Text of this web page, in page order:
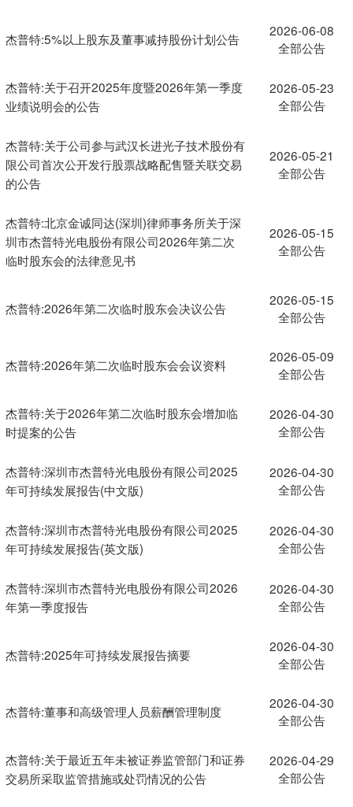
杰普特:5%以上股东及董事减持股份计划公告
2026-06-08
全部公告
杰普特:关于召开2025年度暨2026年第一季度
业绩说明会的公告
2026-05-23
全部公告
杰普特:关于公司参与武汉长进光子技术股份有
限公司首次公开发行股票战略配售暨关联交易
的公告
2026-05-21
全部公告
杰普特:北京金诚同达(深圳)律师事务所关于深
圳市杰普特光电股份有限公司2026年第二次
临时股东会的法律意见书
2026-05-15
全部公告
杰普特:2026年第二次临时股东会决议公告
2026-05-15
全部公告
杰普特:2026年第二次临时股东会会议资料
2026-05-09
全部公告
杰普特:关于2026年第二次临时股东会增加临
时提案的公告
2026-04-30
全部公告
杰普特:深圳市杰普特光电股份有限公司2025
年可持续发展报告(中文版)
2026-04-30
全部公告
杰普特:深圳市杰普特光电股份有限公司2025
年可持续发展报告(英文版)
2026-04-30
全部公告
杰普特:深圳市杰普特光电股份有限公司2026
年第一季度报告
2026-04-30
全部公告
杰普特:2025年可持续发展报告摘要
2026-04-30
全部公告
杰普特:董事和高级管理人员薪酬管理制度
2026-04-30
全部公告
杰普特:关于最近五年未被证券监管部门和证券
交易所采取监管措施或处罚情况的公告
2026-04-29
全部公告